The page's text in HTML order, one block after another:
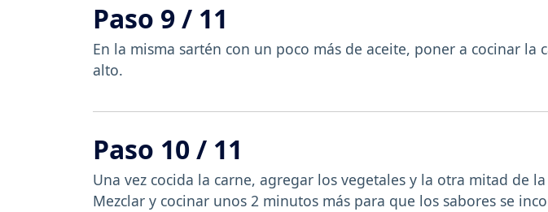
Paso 9 / 11
En la misma sartén con un poco más de aceite, poner a cocinar la
alto.
Paso 10 / 11
Una vez cocida la carne, agregar los vegetales y la otra mitad de la
Mezclar y cocinar unos 2 minutos más para que los sabores se